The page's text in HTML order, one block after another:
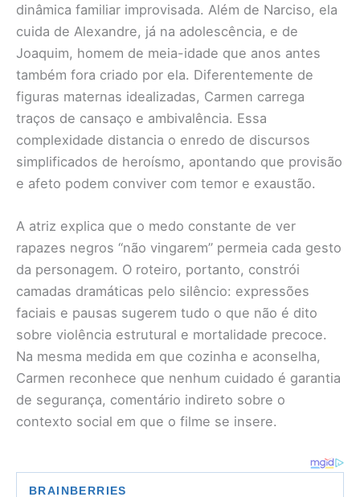
dinâmica familiar improvisada. Além de Narciso, ela
cuida de Alexandre, já na adolescência, e de
Joaquim, homem de meia-idade que anos antes
também fora criado por ela. Diferentemente de
figuras maternas idealizadas, Carmen carrega
traços de cansaço e ambivalência. Essa
complexidade distancia o enredo de discursos
simplificados de heroísmo, apontando que provisão
e afeto podem conviver com temor e exaustão.
A atriz explica que o medo constante de ver
rapazes negros “não vingarem” permeia cada gesto
da personagem. O roteiro, portanto, constrói
camadas dramáticas pelo silêncio: expressões
faciais e pausas sugerem tudo o que não é dito
sobre violência estrutural e mortalidade precoce.
Na mesma medida em que cozinha e aconselha,
Carmen reconhece que nenhum cuidado é garantia
de segurança, comentário indireto sobre o
contexto social em que o filme se insere.